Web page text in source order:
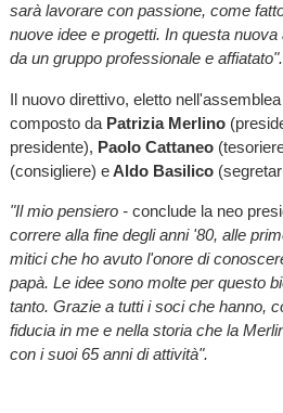
sarà lavorare con passione, come
nuove idee e progetti. In questa
da un gruppo professionale e affiatato".
Il nuovo direttivo, eletto
composto daPatrizia Merlino
presidente), Paolo Cattaneo
(consigliere) eAldo Basilico
"Il mio pensiero -conclude la neo
correre alla fine degli anni '80, alle
mitici che ho avuto l'onore di
papà. Le idee sono molte per questo
tanto. Grazie a tutti i soci che hanno,
fiducia in me e nella storia che la
con i suoi 65 anni di attività".